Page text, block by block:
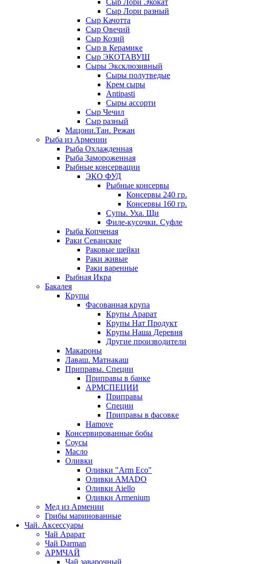
Сыр Лори Экокат
Сыр Лори разный
Сыр Качотта
Сыр Овечий
Сыр Козий
Сыр в Керамике
Сыр ЭКОТАВУШ
Сыры Эксклюзивный
Сыры полутведые
Крем сыры
Antipasti
Сыры ассорти
Сыр Чечил
Сыр разный
Мацони.Тан. Режан
Рыба из Армении
Рыба Охлажденная
Рыба Замороженная
Рыбные консервации
ЭКО ФУД
Рыбные консервы
Консервы 240 гр.
Консервы 160 гр.
Супы. Уха. Щи
Филе-кусочки. Суфле
Рыба Копченая
Раки Севанские
Раковые шейки
Раки живые
Раки варенные
Рыбная Икра
Бакалея
Крупы
Фасованная крупа
Крупы Арарат
Крупы Нат Продукт
Крупы Наша Деревня
Другие производители
Макароны
Лаваш. Матнакаш
Приправы. Специи
Приправы в банке
АРМСПЕЦИИ
Приправы
Специи
Приправы в фасовке
Hamove
Консервированные бобы
Соусы
Масло
Оливки
Оливки "Arm Eco"
Оливки AMADO
Оливки Aiello
Оливки Armenium
Мед из Армении
Грибы маринованные
Чай. Аксессуары
Чай Арарат
Чай Darman
АРМЧАЙ
Чай заварочный